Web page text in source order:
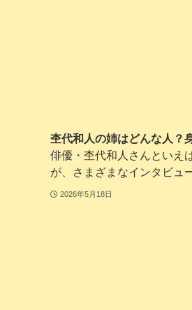
杢代和人の姉はどんな人？
俳優・杢代和人さんといえ
が、さまざまなインタビュ
2026年5月18日